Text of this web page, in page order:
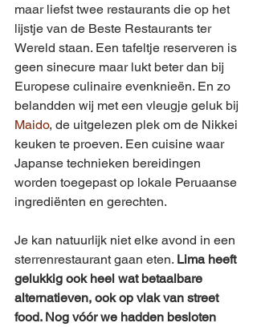
maar liefst twee restaurants die op het
lijstje van de Beste Restaurants ter
Wereld staan. Een tafeltje reserveren is
geen sinecure maar lukt beter dan bij
Europese culinaire evenknieën. En zo
belandden wij met een vleugje geluk bij
Maido, de uitgelezen plek om de Nikkei
keuken te proeven. Een cuisine waar
Japanse technieken bereidingen
worden toegepast op lokale Peruaanse
ingrediënten en gerechten.
Je kan natuurlijk niet elke avond in een
sterrenrestaurant gaan eten. Lima heeft
gelukkig ook heel wat betaalbare
alternatieven, ook op vlak van street
food. Nog vóór we hadden besloten